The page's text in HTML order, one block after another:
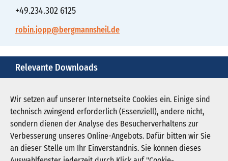
Wir setzen auf unserer Internetseite Cookies ein. Einige sind
technisch zwingend erforderlich (Essenziell), andere nicht,
sondern dienen der Analyse des Besucherverhaltens zur
Verbesserung unseres Online-Angebots. Dafür bitten wir Sie
an dieser Stelle um Ihr Einverständnis. Sie können dieses
+49.234.302 6125
robin.jopp@bergmannsheil.de
Relevante Downloads
den-diabetes-unter-kontrolle-bringen-1.jpg
Download JPG (565 KB)